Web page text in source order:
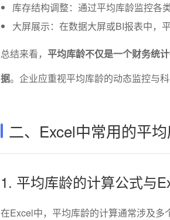
库存结构调整：通过平均库龄监控各
大屏展示：在数据大屏或BI报表中，
总结来看， 平均库龄不仅是一个财务统
据。企业应重视平均库龄的动态监控与科
二、Excel中常用的平
1. 平均库龄的计算公式与
在Excel中，平均库龄的计算通常涉及